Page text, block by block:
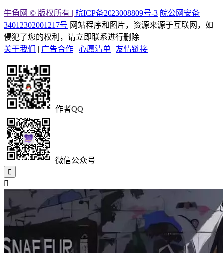
牛角网 © 版权所有 | 皖ICP备2023008809号-3 皖公网安备
34012302001217号 网站程序和图片，资源来源于互联网，如
侵犯了您的权利，请立即联系进行删除
关于我们
| 广告合作 | 心愿清单 | 友情链接
作者QQ
微信公众号